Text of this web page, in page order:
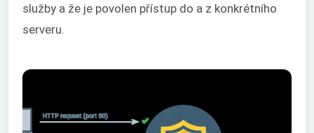
služby a že je povolen přístup do a z konkrétního
serveru.